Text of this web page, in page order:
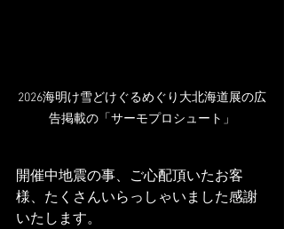
2026海明け雪どけぐるめぐり大北海道展の広
告掲載の「サーモプロシュート」
開催中地震の事、ご心配頂いたお客
様、たくさんいらっしゃいました感謝
いたします。